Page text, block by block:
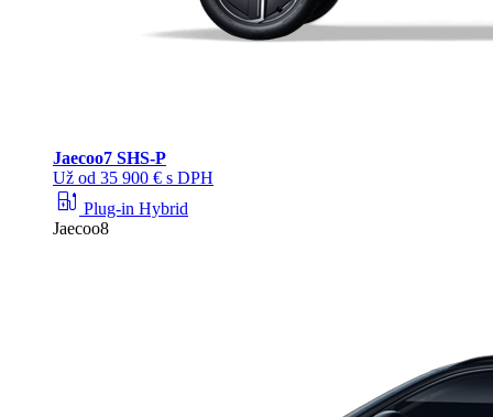
Jaecoo7 SHS-P
Už od 35 900 € s DPH
ev_station Plug-in Hybrid
Jaecoo8